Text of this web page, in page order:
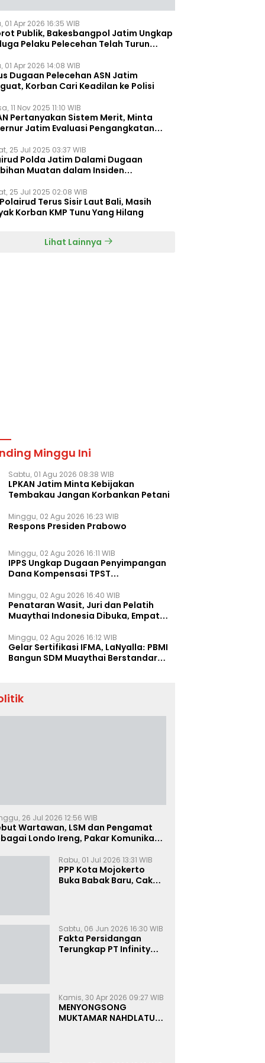
01 Apr 2026 16:35 WIB
Publik, Bakesbangpol Jatim Ungkap
Pelaku Pelecehan Telah Turun
01 Apr 2026 14:08 WIB
Dugaan Pelecehan ASN Jatim
Korban Cari Keadilan ke Polisi
11 Nov 2025 11:10 WIB
Pertanyakan Sistem Merit, Minta
Jatim Evaluasi Pengangkatan
25 Jul 2025 03:37 WIB
Polda Jatim Dalami Dugaan
Muatan dalam Insiden
25 Jul 2025 02:08 WIB
Terus Sisir Laut Bali, Masih
Korban KMP Tunu Yang Hilang
Lihat Lainnya
Minggu Ini
Sabtu, 01 Agu 2026 08:38 WIB
LPKAN Jatim Minta Kebijakan
Tembakau Jangan Korbankan Petani
Minggu, 02 Agu 2026 16:23 WIB
Respons Presiden Prabowo
Minggu, 02 Agu 2026 16:11 WIB
IPPS Ungkap Dugaan Penyimpangan
Dana Kompensasi TPST
Minggu, 02 Agu 2026 16:40 WIB
Penataran Wasit, Juri dan Pelatih
Muaythai Indonesia Dibuka, Empat
Minggu, 02 Agu 2026 16:12 WIB
Gelar Sertifikasi IFMA, LaNyalla: PBMI
Bangun SDM Muaythai Berstandar
26 Jul 2026 12:56 WIB
Wartawan, LSM dan Pengamat
Londo Ireng, Pakar Komunikasi:
Rabu, 01 Jul 2026 13:31 WIB
PPP Kota Mojokerto
Buka Babak Baru, Cak
Sabtu, 06 Jun 2026 16:30 WIB
Fakta Persidangan
Terungkap PT Infinity
Kamis, 30 Apr 2026 09:27 WIB
MENYONGSONG
MUKTAMAR NAHDLATUL